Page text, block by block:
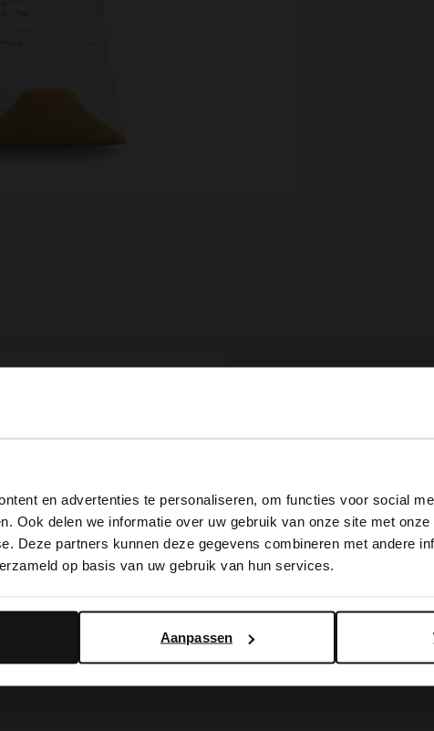
en advertenties te personaliseren, om functies voor social
Ook delen we informatie over uw gebruik van onze site met
Deze partners kunnen deze gegevens combineren met andere
op basis van uw gebruik van hun services.
Aanpassen
Portemonnaie mit Pantherprint
BESTELLEN SIE
×
It looks like your language isn't Dutch. Would you like to